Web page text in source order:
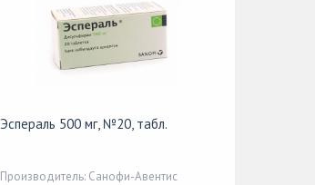
Эспераль 500 мг, №20, табл.
Производитель: Санофи-Авентис